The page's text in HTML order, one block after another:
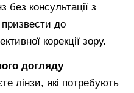
без консультації з
до
корекції зору.
догляду
лінзи, які потребують